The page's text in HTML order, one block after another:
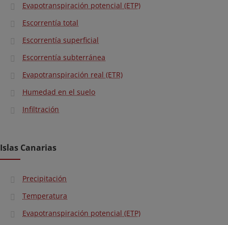
Evapotranspiración potencial (ETP)
Escorrentía total
Escorrentía superficial
Escorrentía subterránea
Evapotranspiración real (ETR)
Humedad en el suelo
Infiltración
Islas Canarias
Precipitación
Temperatura
Evapotranspiración potencial (ETP)